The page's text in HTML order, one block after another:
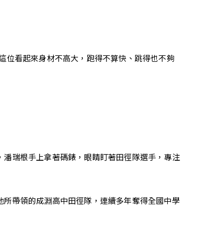
看起來身材不高大，跑得不算快、跳得也不夠
瑞根手上拿著碼錶，眼睛盯著田徑隊選手，專注
帶領的成淵高中田徑隊，連續多年奪得全國中學